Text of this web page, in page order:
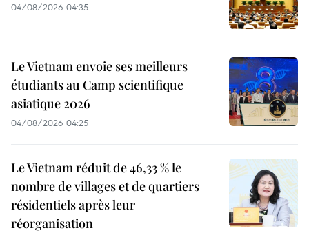
04/08/2026 04:35
Le Vietnam envoie ses meilleurs
étudiants au Camp scientifique
asiatique 2026
04/08/2026 04:25
Le Vietnam réduit de 46,33 % le
nombre de villages et de quartiers
résidentiels après leur
réorganisation